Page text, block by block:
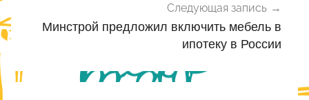
Следующая запись
Минстрой предложил включить мебель в
ипотеку в России